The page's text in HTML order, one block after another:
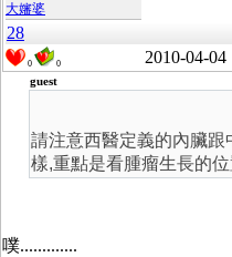
大嬸婆
28
0 0 2010-04-04
guest
請注意西醫定義的內臟
樣,重點是看腫瘤生長的
噗.............